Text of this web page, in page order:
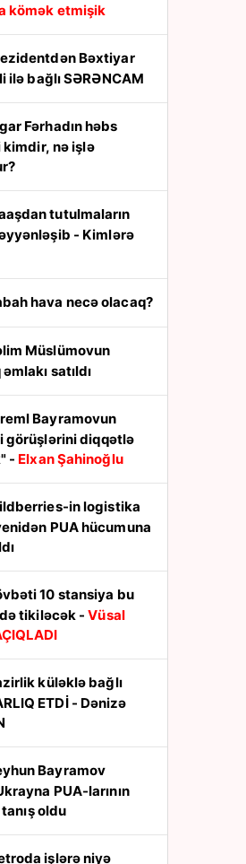
kömək etmişik
ilə bağlı SƏRƏNCAM
kimdir, nə işlə
- Kimlərə
hava necə olacaq?
satıldı
görüşlərini diqqətlə
- Elxan Şahinoğlu
PUA hücumuna
tikiləcək -Vüsal
ETDİ - Dənizə
PUA-larının
oldu